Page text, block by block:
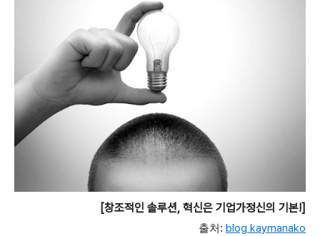
[창조적인 솔루션, 혁신은 기업가정신의 기본!]
출처: blog kaymanako